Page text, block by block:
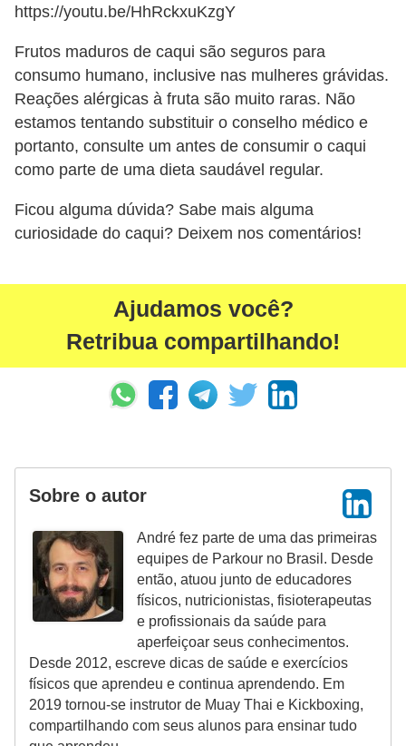
https://youtu.be/HhRckxuKzgY
Frutos maduros de caqui são seguros para
consumo humano, inclusive nas mulheres grávidas.
Reações alérgicas à fruta são muito raras. Não
estamos tentando substituir o conselho médico e
portanto, consulte um antes de consumir o caqui
como parte de uma dieta saudável regular.
Ficou alguma dúvida? Sabe mais alguma
curiosidade do caqui? Deixem nos comentários!
Ajudamos você?
Retribua compartilhando!
Sobre o autor
André fez parte de uma das primeiras
equipes de Parkour no Brasil. Desde
então, atuou junto de educadores
físicos, nutricionistas, fisioterapeutas
e profissionais da saúde para
aperfeiçoar seus conhecimentos.
Desde 2012, escreve dicas de saúde e exercícios
físicos que aprendeu e continua aprendendo. Em
2019 tornou-se instrutor de Muay Thai e Kickboxing,
compartilhando com seus alunos para ensinar tudo